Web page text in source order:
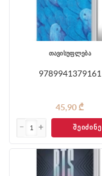
თავისუფლება
9789941379161
45,90 ₾
ᲨᲔᲘᲫᲘᲜᲔ